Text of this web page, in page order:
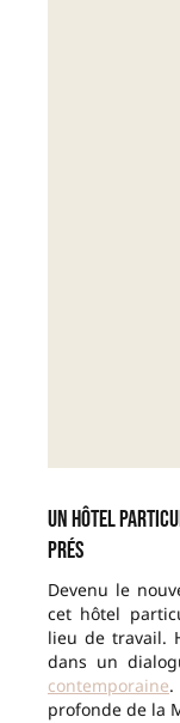
Un hôtel
Prés
Devenu le
cet hôtel
lieu de travail.
dans un
contemporaine.
profonde de la